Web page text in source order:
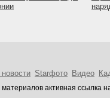
Starфото Видео
активная ссылка